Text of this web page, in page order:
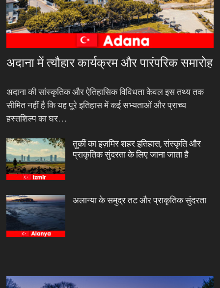
अदाना में त्यौहार कार्यक्रम और पारंपरिक समारोह
अदाना की सांस्कृतिक और ऐतिहासिक विविधता केवल इस तथ्य तक
सीमित नहीं है कि यह पूरे इतिहास में कई सभ्यताओं और प्राच्य
हस्तशिल्प का घर…
तुर्की का इज़मिर शहर इतिहास, संस्कृति और
प्राकृतिक सुंदरता के लिए जाना जाता है
अलान्या के समुद्र तट और प्राकृतिक सुंदरता